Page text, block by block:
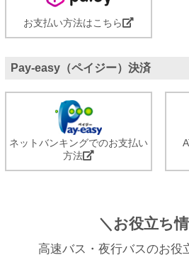
お支払い方法はこちら
Pay-easy（ペイジー）決済
ネットバンキングでのお支払い
方法
＼お役立ち
高速バス・夜行バスのお役